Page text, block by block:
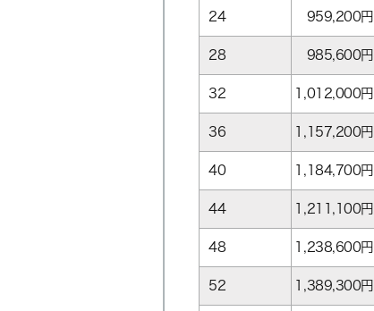
24 959,200円
28 985,600円
32 1,012,000円
36 1,157,200円
40 1,184,700円
44 1,211,100円
48 1,238,600円
52 1,389,300円